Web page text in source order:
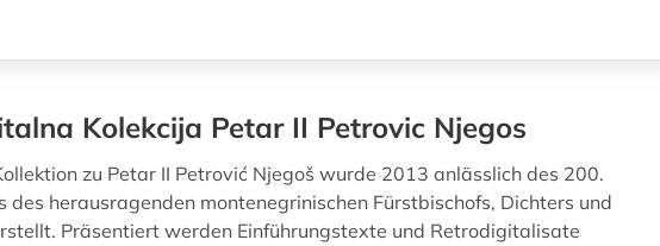
Kolekcija Petar II Petrovic Njegos
zu Petar II Petrović Njegoš wurde 2013 anlässlich des 200.
des herausragenden montenegrinischen Fürstbischofs, Dichters und
Präsentiert werden Einführungstexte und Retrodigitalisate